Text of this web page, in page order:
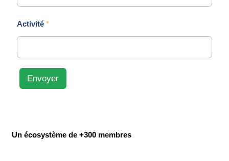
Activité *
Envoyer
Un écosystème de +300 membres